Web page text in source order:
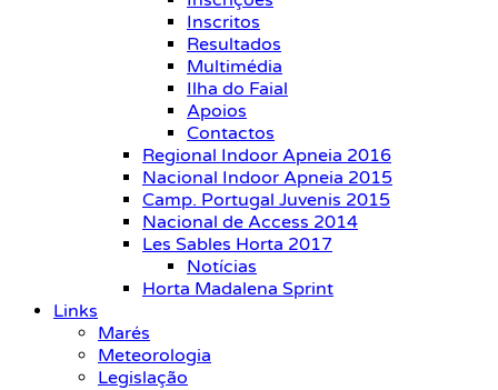
Inscritos
Resultados
Multimédia
Ilha do Faial
Apoios
Contactos
Regional Indoor Apneia 2016
Nacional Indoor Apneia 2015
Camp. Portugal Juvenis 2015
Nacional de Access 2014
Les Sables Horta 2017
Notícias
Horta Madalena Sprint
Links
Marés
Meteorologia
Legislação